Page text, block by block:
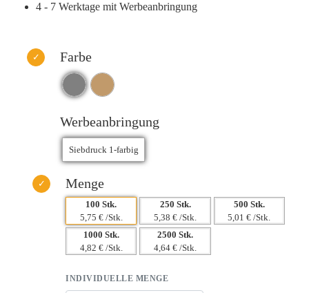
langlebig – ein Werbeartikel, der Eindruck hinterlässt.
4 - 7 Werktage mit Werbeanbringung
Farbe
Werbeanbringung
Menge
100 Stk.
5,75 € /Stk.
250 Stk.
5,38 € /Stk.
500 Stk.
5,01 € /Stk.
1000 Stk.
4,82 € /Stk.
2500 Stk.
4,64 € /Stk.
INDIVIDUELLE MENGE